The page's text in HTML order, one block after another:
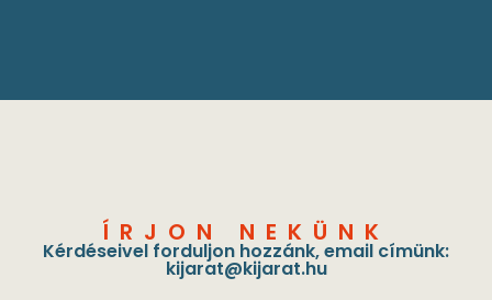
ÍRJON NEKÜNK
Kérdéseivel forduljon hozzánk, email címünk:
kijarat@kijarat.hu